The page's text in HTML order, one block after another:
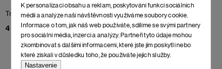
K personalizaci obsahu a reklam, poskytování funkcí sociálních
médií a analýze naší návštěvnosti využíváme soubory cookie.
Informace o tom, jak náš web používáte, sdílíme se svými partnery
pro sociální média, inzerci a analýzy. Partneři tyto údaje mohou
zkombinovat s dalšími informacemi, které jste jim poskytli nebo
které získali v důsledku toho, že používáte jejich služby.
Nastavenie
Tričko Nexpo
41 €
Tričko Fututorture
31 €